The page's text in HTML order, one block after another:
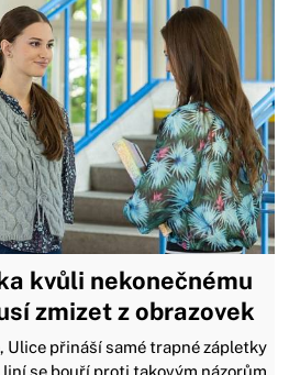
kvůli nekonečnému
zmizet z obrazovek
Ulice přináší samé trapné zápletky
se bouří proti takovým názorům